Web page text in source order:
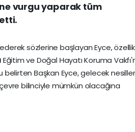
vurgu yaparak tüm
sözlerine başlayan Eyce,
Eğitim ve Doğal Hayatı Koruma
Başkan Eyce, gelecek
bilinciyle mümkün olacağına